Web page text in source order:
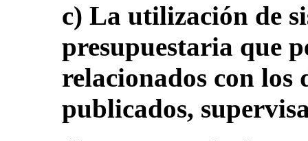
c) La utilización de
presupuestaria que
relacionados con los
publicados,